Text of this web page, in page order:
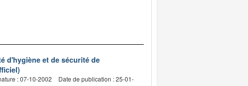
d'hygiène et de sécurité de
: 07-10-2002
Date de publication : 25-01-